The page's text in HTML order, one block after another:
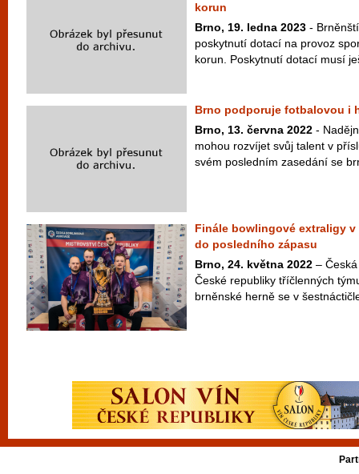
korun
Brno, 19. ledna 2023 -
poskytnutí dotací na provoz
korun. Poskytnutí dotací musí
Brno podporuje fotbalovou i
Brno, 13. června 2022 -
mohou rozvíjet svůj talent v
svém posledním zasedání se
Finále bowlingové extraligy
do posledního zápasu
Brno, 24. května 2022 –
České republiky tříčlenných
brněnské herně se v